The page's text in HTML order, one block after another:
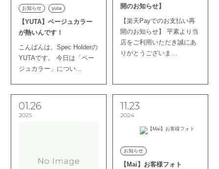
お知らせ yuta
【YUTA】ベージュカラー
が熱いんです！
こんばんは。Spec Holderの
YUTAです。 今日は「ベー
ジュカラー」につい…
開のお知らせ】
【楽天Payでのお支払い再
開のお知らせ】 平素より当
店をご利用いただき誠にあ
りがとうございま…
01.26
2025
11.23
2024
お知らせ
【Mai】お客様フォト